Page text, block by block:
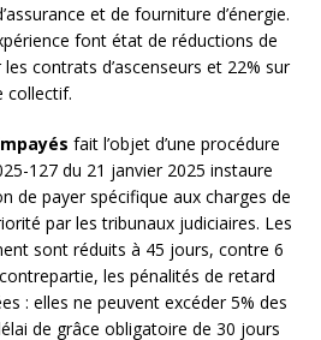
et de fourniture d’énergie.
font état de réductions de
contrats d’ascenseurs et 22% sur
collectif.
fait l’objet d’une procédure
127 du 21 janvier 2025 instaure
de payer spécifique aux charges de
par les tribunaux judiciaires. Les
sont réduits à 45 jours, contre 6
les pénalités de retard
: elles ne peuvent excéder 5% des
de grâce obligatoire de 30 jours